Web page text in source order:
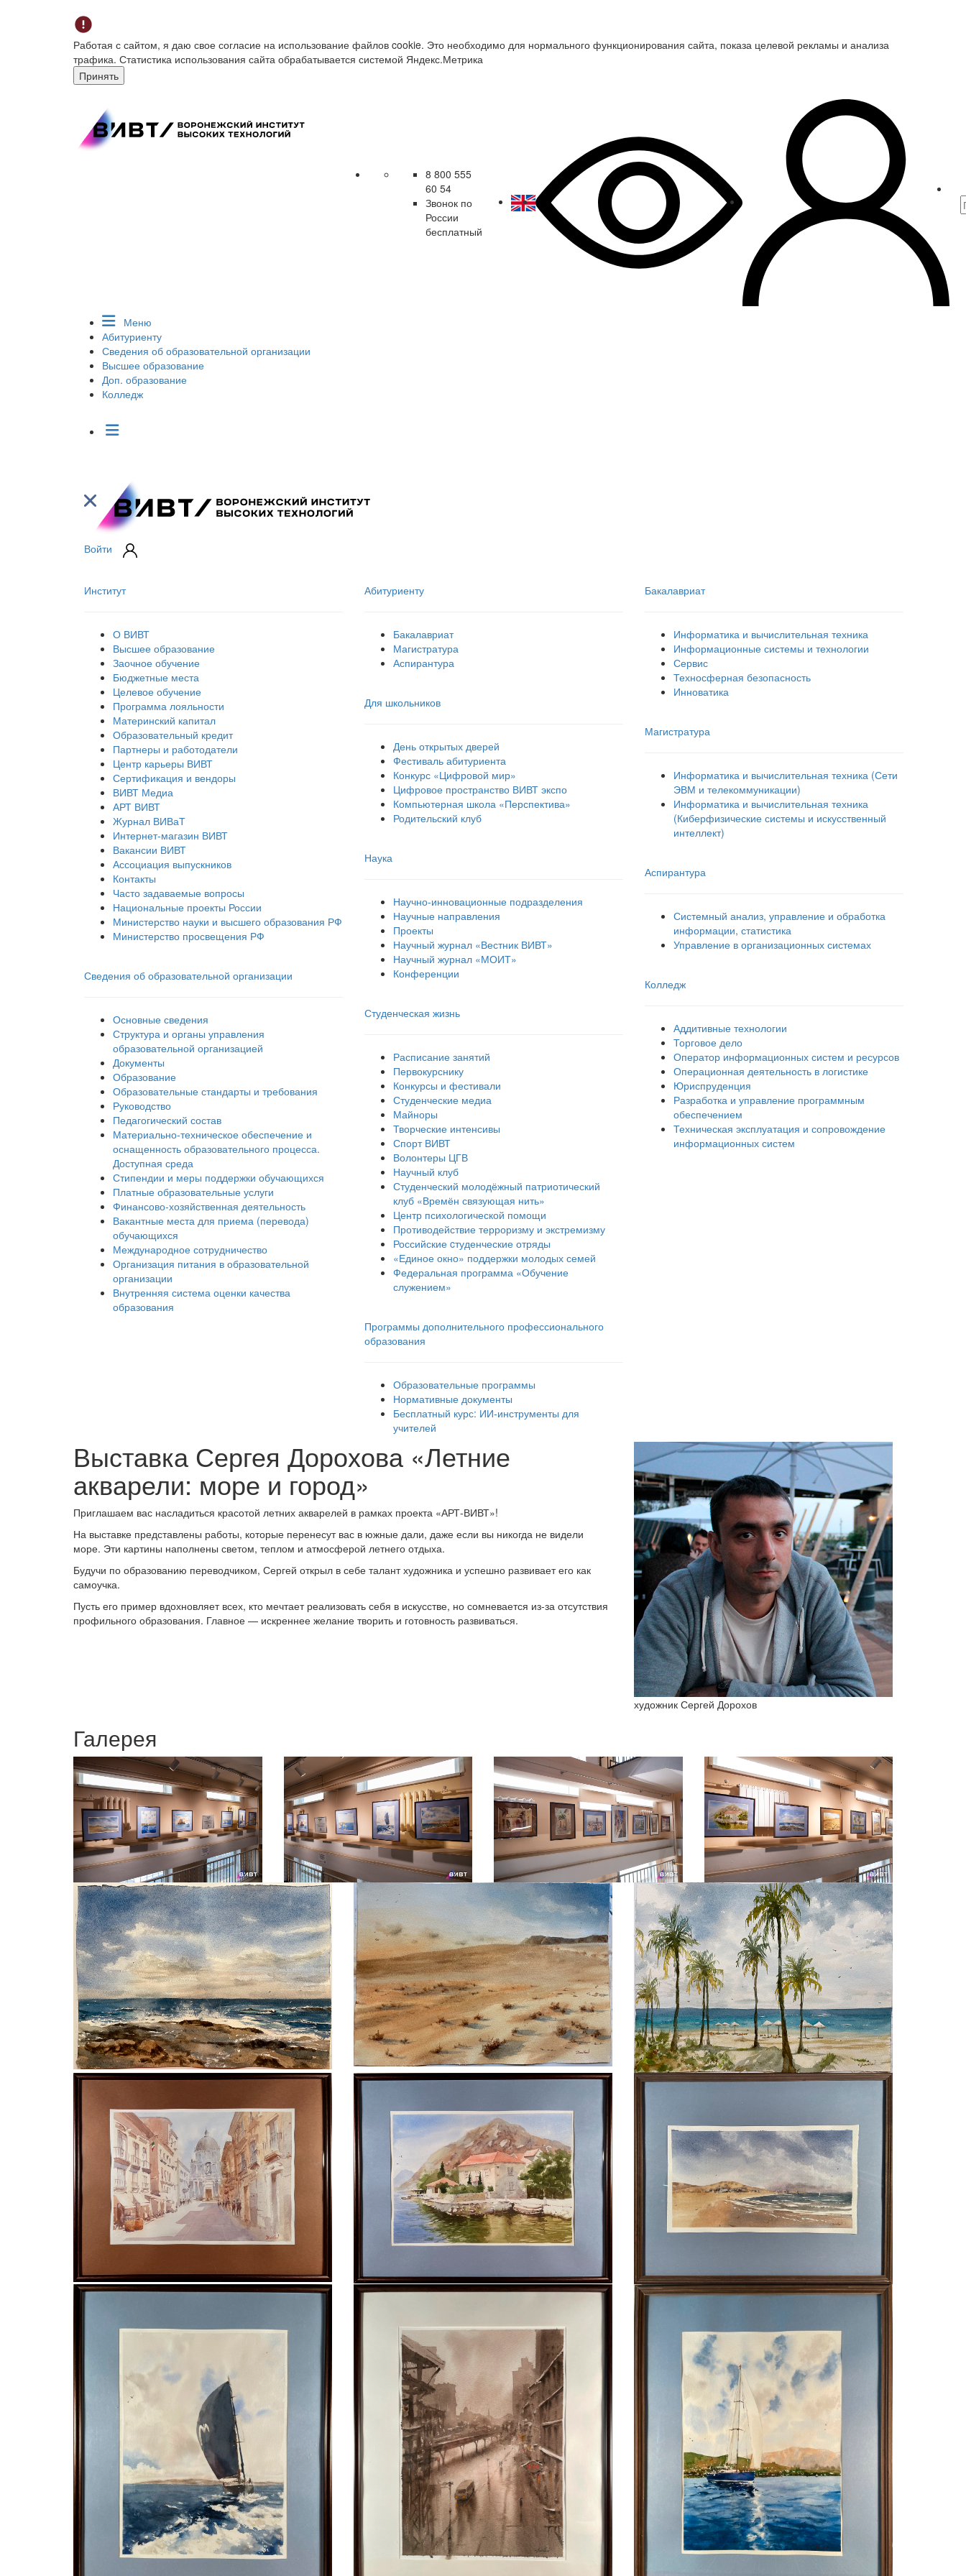
Работая с сайтом, я даю свое согласие на использование файлов cookie. Это необходимо для нормального функционирования сайта, показа целевой рекламы и анализа
трафика. Статистика использования сайта обрабатывается системой Яндекс.Метрика
Принять
8 800 555
60 54
Звонок по
России
бесплатный
Меню
Абитуриенту
Сведения об образовательной организации
Высшее образование
Доп. образование
Колледж
Войти
Институт
О ВИВТ
Высшее образование
Заочное обучение
Бюджетные места
Целевое обучение
Программа лояльности
Материнский капитал
Образовательный кредит
Партнеры и работодатели
Центр карьеры ВИВТ
Сертификация и вендоры
ВИВТ Медиа
АРТ ВИВТ
Журнал ВИВаТ
Интернет-магазин ВИВТ
Вакансии ВИВТ
Ассоциация выпускников
Контакты
Часто задаваемые вопросы
Национальные проекты России
Министерство науки и высшего образования РФ
Министерство просвещения РФ
Сведения об образовательной организации
Основные сведения
Структура и органы управления
образовательной организацией
Документы
Образование
Образовательные стандарты и требования
Руководство
Педагогический состав
Материально-техническое обеспечение и
оснащенность образовательного процесса.
Доступная среда
Стипендии и меры поддержки обучающихся
Платные образовательные услуги
Финансово-хозяйственная деятельность
Вакантные места для приема (перевода)
обучающихся
Международное сотрудничество
Организация питания в образовательной
организации
Внутренняя система оценки качества
образования
Абитуриенту
Бакалавриат
Магистратура
Аспирантура
Для школьников
День открытых дверей
Фестиваль абитуриента
Конкурс «Цифровой мир»
Цифровое пространство ВИВТ экспо
Компьютерная школа «Перспектива»
Родительский клуб
Наука
Научно-инновационные подразделения
Научные направления
Проекты
Научный журнал «Вестник ВИВТ»
Научный журнал «МОИТ»
Конференции
Студенческая жизнь
Расписание занятий
Первокурснику
Конкурсы и фестивали
Студенческие медиа
Майноры
Творческие интенсивы
Спорт ВИВТ
Волонтеры ЦГВ
Научный клуб
Студенческий молодёжный патриотический
клуб «Времён связующая нить»
Центр психологической помощи
Противодействие терроризму и экстремизму
Российские cтуденческие отряды
«Единое окно» поддержки молодых семей
Федеральная программа «Обучение
служением»
Программы дополнительного профессионального
образования
Образовательные программы
Нормативные документы
Бесплатный курс: ИИ‑инструменты для
учителей
Бакалавриат
Информатика и вычислительная техника
Информационные системы и технологии
Сервис
Техносферная безопасность
Инноватика
Магистратура
Информатика и вычислительная техника (Сети
ЭВМ и телекоммуникации)
Информатика и вычислительная техника
(Киберфизические системы и искусственный
интеллект)
Аспирантура
Системный анализ, управление и обработка
информации, статистика
Управление в организационных системах
Колледж
Аддитивные технологии
Торговое дело
Оператор информационных систем и ресурсов
Операционная деятельность в логистике
Юриспруденция
Разработка и управление программным
обеспечением
Техническая эксплуатация и сопровождение
информационных систем
Выставка Сергея Дорохова «Летние
акварели: море и город»
Приглашаем вас насладиться красотой летних акварелей в рамках проекта «АРТ-ВИВТ»!
На выставке представлены работы, которые перенесут вас в южные дали, даже если вы никогда не видели
море. Эти картины наполнены светом, теплом и атмосферой летнего отдыха.
Будучи по образованию переводчиком, Сергей открыл в себе талант художника и успешно развивает его как
самоучка.
Пусть его пример вдохновляет всех, кто мечтает реализовать себя в искусстве, но сомневается из-за отсутствия
профильного образования. Главное — искреннее желание творить и готовность развиваться.
художник Сергей Дорохов
Галерея